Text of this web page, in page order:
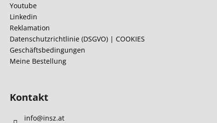
Youtube
Linkedin
Reklamation
Datenschutzrichtlinie (DSGVO) | COOKIES
Geschäftsbedingungen
Meine Bestellung
Kontakt
info@insz.at